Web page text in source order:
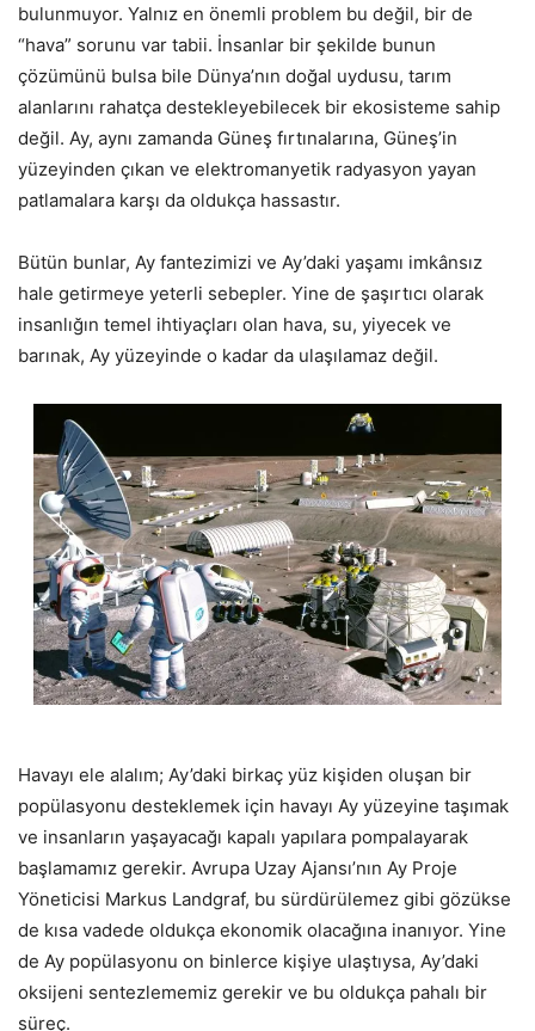
bulunmuyor. Yalnız en önemli problem bu değil, bir de
“hava” sorunu var tabii. İnsanlar bir şekilde bunun
çözümünü bulsa bile Dünya’nın doğal uydusu, tarım
alanlarını rahatça destekleyebilecek bir ekosisteme sahip
değil. Ay, aynı zamanda Güneş fırtınalarına, Güneş’in
yüzeyinden çıkan ve elektromanyetik radyasyon yayan
patlamalara karşı da oldukça hassastır.
Bütün bunlar, Ay fantezimizi ve Ay’daki yaşamı imkânsız
hale getirmeye yeterli sebepler. Yine de şaşırtıcı olarak
insanlığın temel ihtiyaçları olan hava, su, yiyecek ve
barınak, Ay yüzeyinde o kadar da ulaşılamaz değil.
Havayı ele alalım; Ay’daki birkaç yüz kişiden oluşan bir
popülasyonu desteklemek için havayı Ay yüzeyine taşımak
ve insanların yaşayacağı kapalı yapılara pompalayarak
başlamamız gerekir. Avrupa Uzay Ajansı’nın Ay Proje
Yöneticisi Markus Landgraf, bu sürdürülemez gibi gözükse
de kısa vadede oldukça ekonomik olacağına inanıyor. Yine
de Ay popülasyonu on binlerce kişiye ulaştıysa, Ay’daki
oksijeni sentezlememiz gerekir ve bu oldukça pahalı bir
süreç.